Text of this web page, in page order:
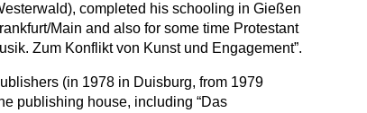
completed his schooling in Gießen
Main and also for some time Protestant
Zum Konflikt von Kunst und Engagement”.
(in 1978 in Duisburg, from 1979
publishing house, including “Das